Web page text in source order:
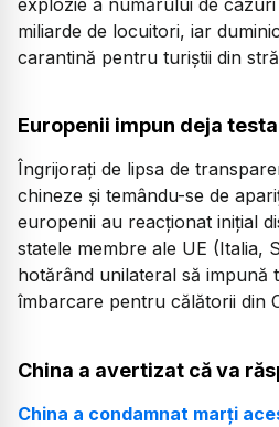
miliarde de locuitori, iar
carantină pentru turiştii din
Europenii impun deja
Îngrijoraţi de lipsa de
chineze şi temându-se de
europenii au reacţionat iniţial
statele membre ale UE (Italia,
hotărând unilateral să impună
îmbarcare pentru călătorii din
China a avertizat că va
China a condamnat marţi